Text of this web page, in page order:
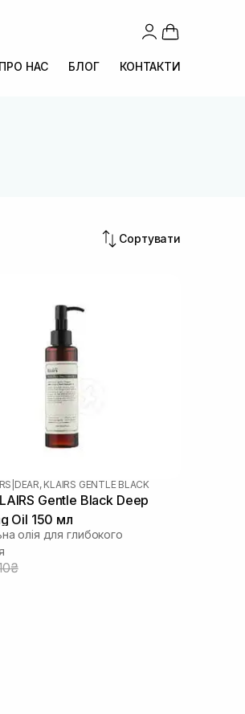
ПРО НАС БЛОГ КОНТАКТИ
Сортувати
DEAR, KLAIRS GENTLE BLACK
Gentle Black Deep
Oil 150 мл
олія для глибокого